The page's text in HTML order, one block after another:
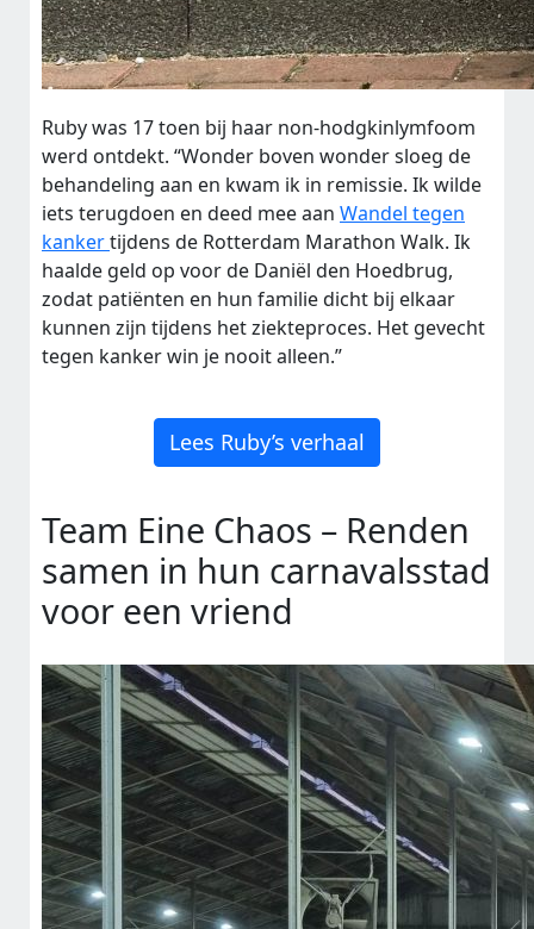
Ruby was 17 toen bij haar non-hodgkinlymfoom
werd ontdekt. “Wonder boven wonder sloeg de
behandeling aan en kwam ik in remissie. Ik wilde
iets terugdoen en deed mee aan Wandel tegen
kankertijdens de Rotterdam Marathon Walk. Ik
haalde geld op voor de Daniël den Hoedbrug,
zodat patiënten en hun familie dicht bij elkaar
kunnen zijn tijdens het ziekteproces. Het gevecht
tegen kanker win je nooit alleen.”
Lees Ruby’s verhaal
Team Eine Chaos – Renden
samen in hun carnavalsstad
voor een vriend